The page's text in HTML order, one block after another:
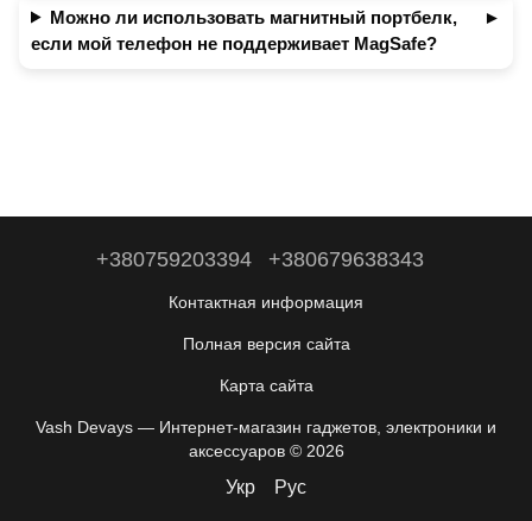
Можно ли использовать магнитный портбелк,
если мой телефон не поддерживает MagSafe?
+380759203394 +380679638343
Контактная информация
Полная версия сайта
Карта сайта
Vash Devays — Интернет-магазин гаджетов, электроники и
аксессуаров © 2026
Укр Рус